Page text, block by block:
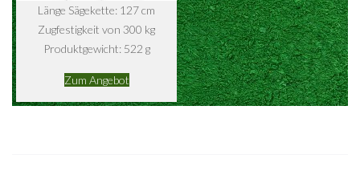
Länge Sägekette: 127 cm
Zugfestigkeit von 300 kg
Produktgewicht: 522 g
Zum Angebot